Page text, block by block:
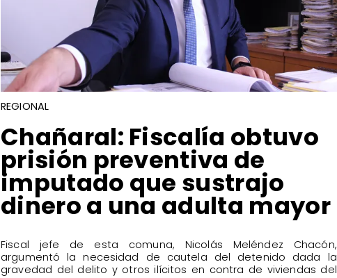
REGIONAL
Chañaral: Fiscalía obtuvo
prisión preventiva de
imputado que sustrajo
dinero a una adulta mayor
Fiscal jefe de esta comuna, Nicolás Meléndez Chacón,
argumentó la necesidad de cautela del detenido dada la
gravedad del delito y otros ilícitos en contra de viviendas del